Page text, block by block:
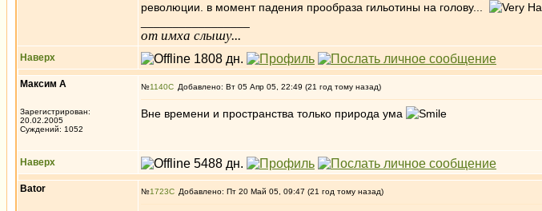
революции. в момент падения прообраза гильотины на голову...
от имха слышу...
Наверх
Максим А
Зарегистрирован:
20.02.2005
Суждений: 1052
№1140 Добавлено: Вт 05 Апр 05, 22:49 (21 год тому назад)
Вне времени и пространства только природа ума
Наверх
Bator №1723 Добавлено: Пт 20 Май 05, 09:47 (21 год тому назад)